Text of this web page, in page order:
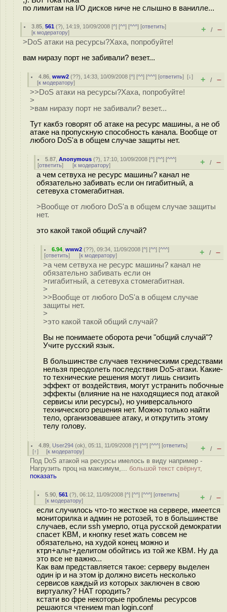
по лимитам на I/O дисков ниче не слышно в ванилле...
3.85 ,561 (?), 14:19, 10/09/2008 [^] [^^] [^^^] [ответить]
[к модератору] + / –
>DoS атаки на ресурсы?Хаха, попробуйте!
вам ниразу порт не забивали? везет...
4.86 ,www2 (??), 14:33, 10/09/2008 [^] [^^] [^^^] [ответить][↓]
[к модератору] + / –
>>DoS атаки на ресурсы?Хаха, попробуйте!
>
>вам ниразу порт не забивали? везет...
Тут какбэ говорят об атаке на ресурс машины, а не об
атаке на пропускную способность канала. Вообще от
любого DoS'а в общем случае защиты нет.
5.87 ,Anonymous (?), 17:10, 10/09/2008 [^] [^^] [^^^]
[ответить] [к модератору] + / –
а чем сетвуха не ресурс машины? канал не
обязательно забивать если он гигабитный, а
сетевуха стомегабитная.
>Вообще от любого DoS'а в общем случае защиты
нет.
это какой такой общий случай?
6.94 ,www2 (??), 09:34, 11/09/2008 [^] [^^] [^^^]
[ответить] [к модератору] + / –
>а чем сетвуха не ресурс машины? канал не
обязательно забивать если он
>гигабитный, а сетевуха стомегабитная.
>
>>Вообще от любого DoS'а в общем случае
защиты нет.
>
>это какой такой общий случай?
Вы не понимаете оборота речи "общий случай"?
Учите русский язык.
В большинстве случаев техническими средствами
нельзя преодолеть последствия DoS-атаки. Какие-
то технические решения могут лишь снизить
эффект от воздействия, могут устранить побочные
эффекты (влияние на не находящиеся под атакой
сервисы или ресурсы), но универсального
технического решения нет. Можно только найти
тело, организовавшее атаку, и открутить этому
телу голову.
4.89 User294 (ok), 05:11, 11/09/2008 [^] [^^] [^^^] [ответить]
[↑] [к модератору] + / –
Под DoS атакой на ресурсы имелось в виду например -
Нагрузить проц на максимум,... большой текст свёрнут,
показать
5.90 ,561 (?), 06:12, 11/09/2008 [^] [^^] [^^^] [ответить]
[к модератору] + / –
если случилось что-то жесткое на сервере, имеется
мониторилка и админ не ротозей, то в большинстве
случаев, если ssh умерло, отца русской демократии
спасет КВМ, и кнопку reset жать совсем не
обязательно, на худой конец можно и
ктрл+альт+делитом обойтись из той же КВМ. Ну да
это все не важно...
Как вам представляется такое: серверу выделен
один ip и на этом ip должно висеть несколько
сервисов каждый из которых заключен в свою
виртуалку? НАТ городить?
кстати во фре некоторые проблемы ресурсов
решаются чтением man login.conf